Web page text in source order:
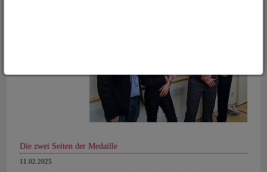
Die zwei Seiten der Medaille
11.02.2025